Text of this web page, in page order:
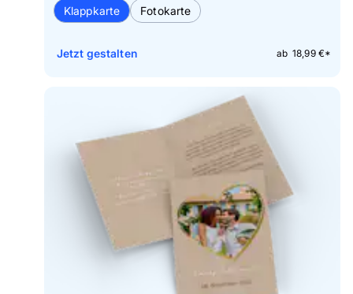
Klappkarte Fotokarte
ab 18,99 €*
Jetzt gestalten